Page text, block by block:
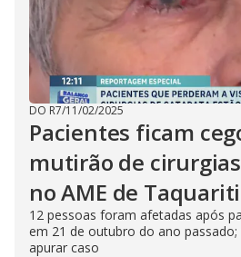
DO R7/11/02/2025
Pacientes ficam
mutirão de
no AME de
12 pessoas foram afetadas após
em 21 de outubro do ano passado;
apurar caso